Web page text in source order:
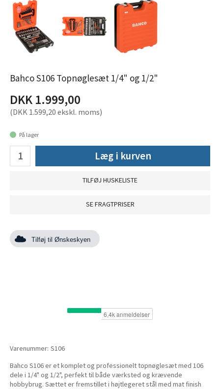
Bahco S106 Topnøglesæt 1/4" og 1/2"
DKK 1.999,00
(DKK 1.599,20 ekskl. moms)
På lager
Læg i kurven
TILFØJ HUSKELISTE
SE FRAGTPRISER
Tilføj til Ønskeskyen
Varenummer: S106
Bahco S106 er et komplet og professionelt topnøglesæt med 106
dele i 1/4" og 1/2", perfekt til både værksted og krævende
hobbybrug. Sættet er fremstillet i højtlegeret stål med mat finish